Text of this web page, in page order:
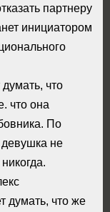
партнеру
инициатором
что
что она
По
девушка не
думать, что же